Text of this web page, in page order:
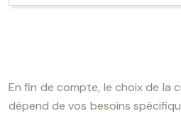
En fin de compte, le choix de la
dépend de vos besoins